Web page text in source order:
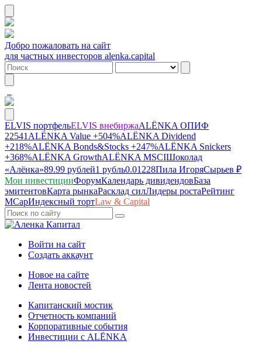
Добро пожаловать на сайт
для частных инвесторов alenka.capital
ELVIS портфельELVIS внебиржаALЁNKA ОПИФ
22541 ALЁNKA Value +504%ALЁNKA Dividend
+218%ALЁNKA Bonds&Stocks +247%ALЁNKA Snickers
+368%ALЁNKA GrowthALЁNKA MSCIШоколад
«Алёнка»89.99 рублей1 рубль0.01228Пила ИгоряСырьев ₽
Мои инвестицииФорумКалендарь дивидендовБаза
эмитентовКарта рынкаРасклад силЛидеры ростаРейтинг
MCapИндексный тортLaw & Capital
Войти на сайт
Создать аккаунт
Новое на сайте
Лента новостей
Капитанский мостик
Отчетность компаний
Корпоративные события
Инвестиции с ALЁNKA